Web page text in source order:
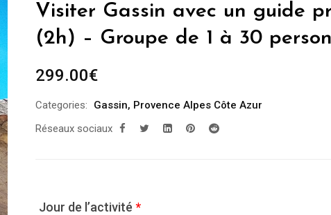
Visiter Gassin avec un guide
(2h) – Groupe de 1 à 30
299.00€
Categories: Gassin, Provence Alpes Côte Azur
Réseaux sociaux
Jour de l’activité *